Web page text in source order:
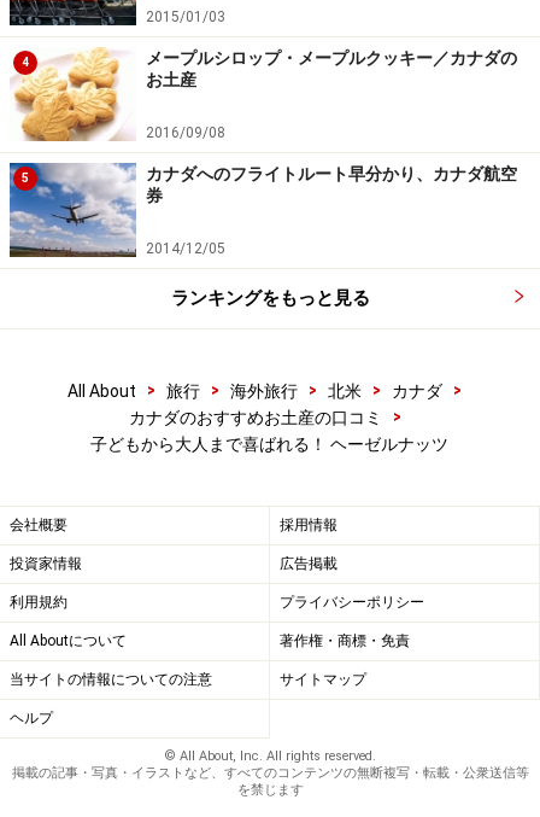
2015/01/03
4
メープルシロップ・メープルクッキー／カナダの
お土産
2016/09/08
5
カナダへのフライトルート早分かり、カナダ航空
券
2014/12/05
ランキングをもっと見る
All About > 旅行 > 海外旅行 > 北米 > カナダ
>
カナダのおすすめお土産の口コミ
>
子どもから大人まで喜ばれる！ ヘーゼルナッツ
会社概要 採用情報
投資家情報 広告掲載
利用規約 プライバシーポリシー
All Aboutについて 著作権・商標・免責
当サイトの情報についての注意 サイトマップ
ヘルプ
© All About, Inc. All rights reserved.
掲載の記事・写真・イラストなど、すべてのコンテンツの無断複写・転載・公衆送信等
を禁じます